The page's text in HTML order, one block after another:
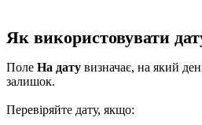
Як використовувати
Поле На дату визначає, на який
залишок.
Перевіряйте дату, якщо: